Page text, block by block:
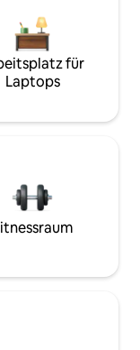
für
Laptops